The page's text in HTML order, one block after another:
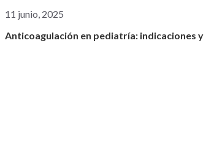
11 junio, 2025
Anticoagulación en pediatría: indicaciones